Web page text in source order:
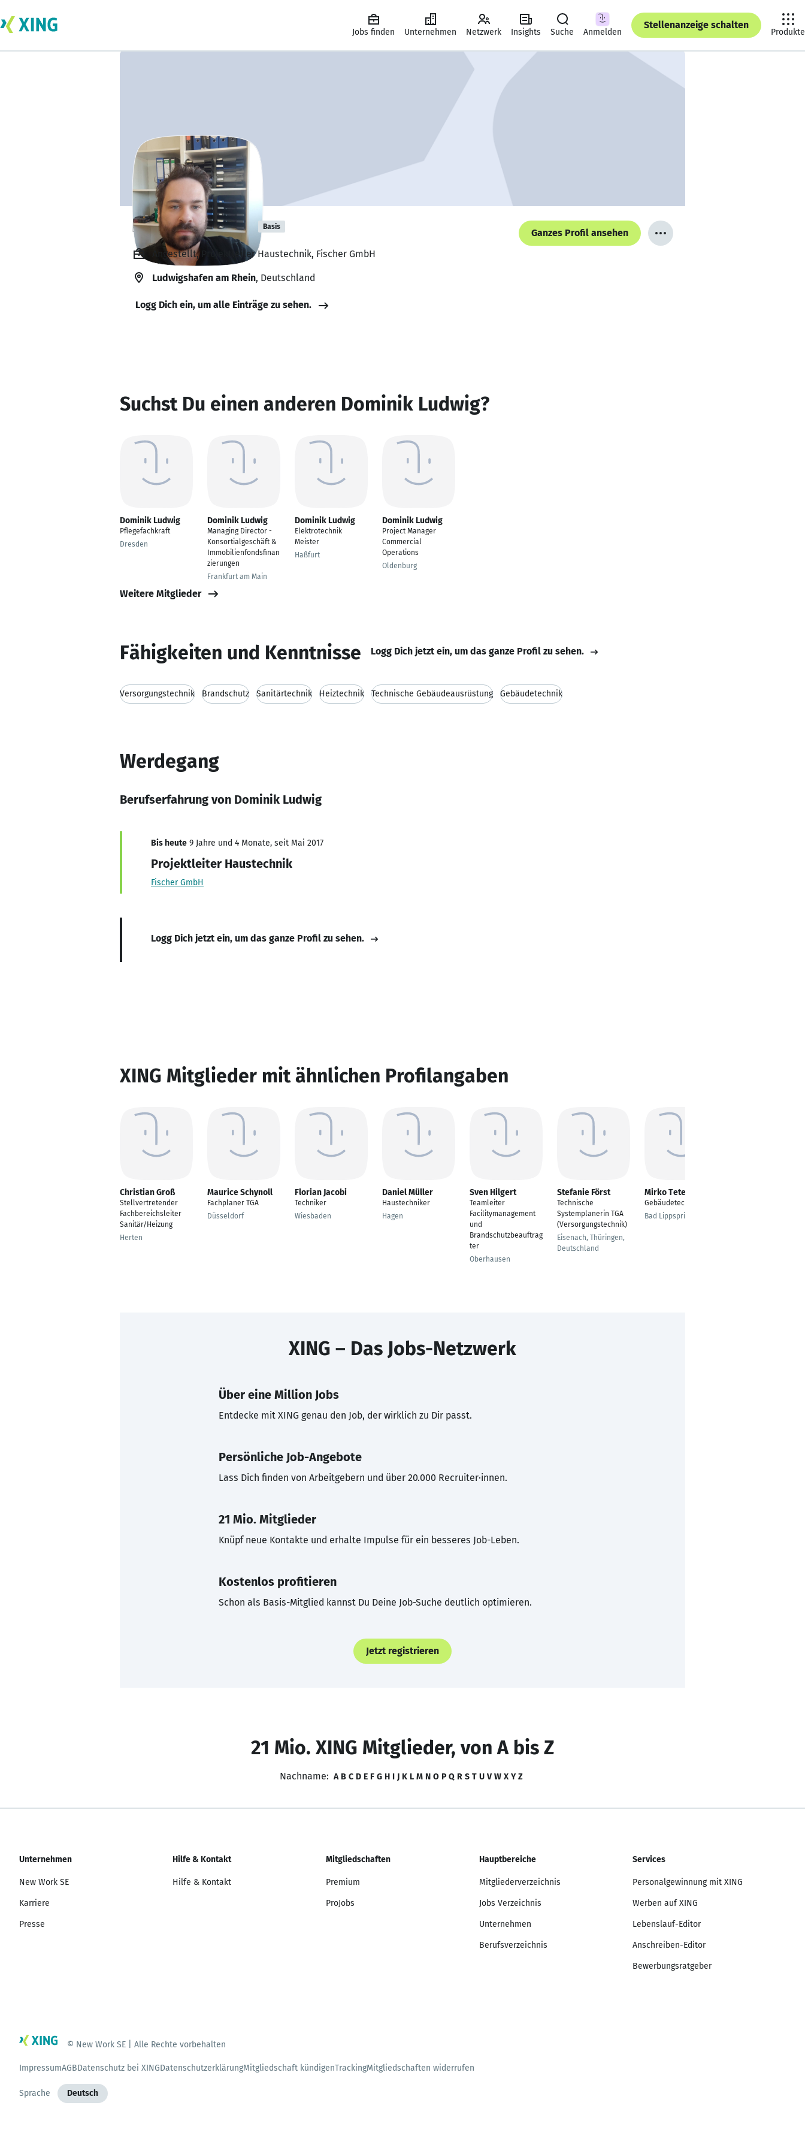
Jobs finden Unternehmen Netzwerk Insights Suche Anmelden
Stellenanzeige schalten
Produkte
Dominik Ludwig Basis
Ganzes Profil ansehen
Angestellt, Projektleiter Haustechnik, Fischer GmbH
Ludwigshafen am Rhein, Deutschland
Logg Dich ein, um alle Einträge zu sehen.
Suchst Du einen anderen Dominik Ludwig?
Dominik Ludwig
Pflegefachkraft
Dresden
Dominik Ludwig
Managing Director -
Konsortialgeschäft &
Immobilienfondsfinan
zierungen
Frankfurt am Main
Dominik Ludwig
Elektrotechnik
Meister
Haßfurt
Dominik Ludwig
Project Manager
Commercial
Operations
Oldenburg
Weitere Mitglieder
Fähigkeiten und Kenntnisse Logg Dich jetzt ein, um das ganze Profil zu sehen.
Versorgungstechnik Brandschutz Sanitärtechnik Heiztechnik Technische Gebäudeausrüstung Gebäudetechnik
Werdegang
Berufserfahrung von Dominik Ludwig
Bis heute 9 Jahre und 4 Monate, seit Mai 2017
Projektleiter Haustechnik
Fischer GmbH
Logg Dich jetzt ein, um das ganze Profil zu sehen.
XING Mitglieder mit ähnlichen Profilangaben
Christian Groß
Stellvertretender
Fachbereichsleiter
Sanitär/Heizung
Herten
Maurice Schynoll
Fachplaner TGA
Düsseldorf
Florian Jacobi
Techniker
Wiesbaden
Daniel Müller
Haustechniker
Hagen
Sven Hilgert
Teamleiter
Facilitymanagement
und
Brandschutzbeauftrag
ter
Oberhausen
Stefanie Först
Technische
Systemplanerin TGA
(Versorgungstechnik)
Eisenach, Thüringen,
Deutschland
Mirko Teterra
Gebäudetechniker
Bad Lippspringe
XING – Das Jobs-Netzwerk
Über eine Million Jobs
Entdecke mit XING genau den Job, der wirklich zu Dir passt.
Persönliche Job-Angebote
Lass Dich finden von Arbeitgebern und über 20.000 Recruiter·innen.
21 Mio. Mitglieder
Knüpf neue Kontakte und erhalte Impulse für ein besseres Job-Leben.
Kostenlos profitieren
Schon als Basis-Mitglied kannst Du Deine Job-Suche deutlich optimieren.
Jetzt registrieren
21 Mio. XING Mitglieder, von A bis Z
Nachname: A B C D E F G H I J K L M N O P Q R S T U V W X Y Z
Unternehmen
New Work SE
Karriere
Presse
Hilfe & Kontakt
Hilfe & Kontakt
Mitgliedschaften
Premium
ProJobs
Hauptbereiche
Mitgliederverzeichnis
Jobs Verzeichnis
Unternehmen
Berufsverzeichnis
Services
Personalgewinnung mit XING
Werben auf XING
Lebenslauf-Editor
Anschreiben-Editor
Bewerbungsratgeber
© New Work SE | Alle Rechte vorbehalten
ImpressumAGBDatenschutz bei XINGDatenschutzerklärungMitgliedschaft kündigenTrackingMitgliedschaften widerrufen
Sprache Deutsch